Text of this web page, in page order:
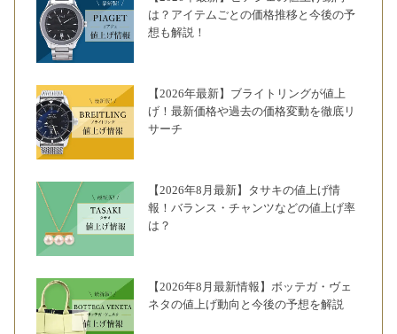
は？アイテムごとの価格推移と今後の予
想も解説！
【2026年最新】ブライトリングが値上
げ！最新価格や過去の価格変動を徹底リ
サーチ
【2026年8月最新】タサキの値上げ情
報！バランス・チャンツなどの値上げ率
は？
【2026年8月最新情報】ボッテガ・ヴェ
ネタの値上げ動向と今後の予想を解説